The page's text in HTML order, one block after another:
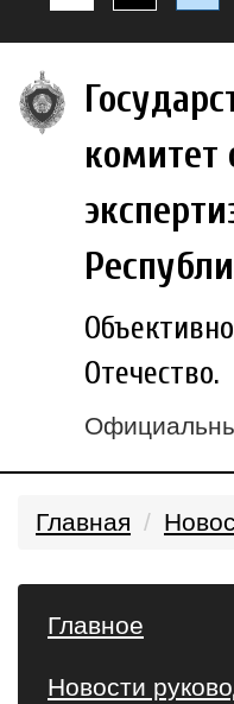
комитет
Отечество.
Главная
Главное
Новости